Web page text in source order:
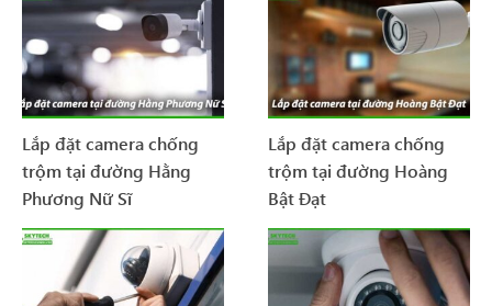
Lắp đặt camera chống
trộm tại đường Hằng
Phương Nữ Sĩ
Lắp đặt camera chống
trộm tại đường Hoàng
Bật Đạt